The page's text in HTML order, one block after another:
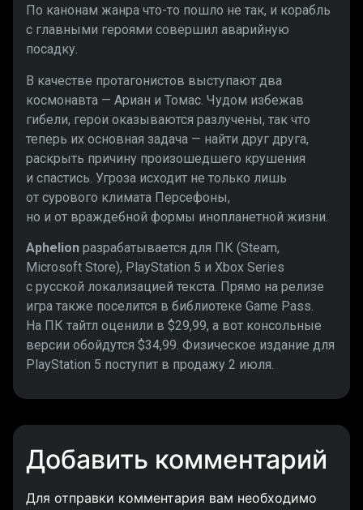
По канонам жанра что-то пошло не так, и корабль
с главными героями совершил аварийную
посадку.
В качестве протагонистов выступают два
космонавта — Ариан и Томас. Чудом избежав
гибели, герои оказываются разлучены, так что
теперь их основная задача — найти друг друга,
раскрыть причину произошедшего крушения
и спастись. Угроза исходит не только лишь
от сурового климата Персефоны,
но и от враждебной формы инопланетной жизни.
Aphelion разрабатывается для ПК (Steam,
Microsoft Store), PlayStation 5 и Xbox Series
с русской локализацией текста. Прямо на релизе
игра также поселится в библиотеке Game Pass.
На ПК тайтл оценили в $29,99, а вот консольные
версии обойдутся $34,99. Физическое издание для
PlayStation 5 поступит в продажу 2 июля.
Добавить комментарий
Для отправки комментария вам необходимо